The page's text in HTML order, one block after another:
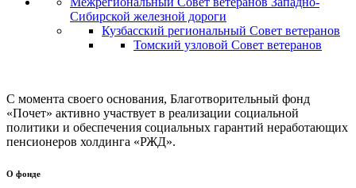
Сибирской железной дороги
Кузбасский региональный Совет ветеранов
Томский узловой Совет ветеранов
С момента своего основания, Благотворительный фонд
«Почет» активно участвует в реализации социальной
политики и обеспечения социальных гарантий неработающих
пенсионеров холдинга «РЖД».
О фонде